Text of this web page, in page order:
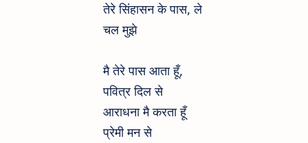
तेरे सिंहासन के पास, ले
चल मुझे
मै तेरे पास आता हूँ,
पवित्र दिल से
आराधना मै करता हूँ
प्रेमी मन से